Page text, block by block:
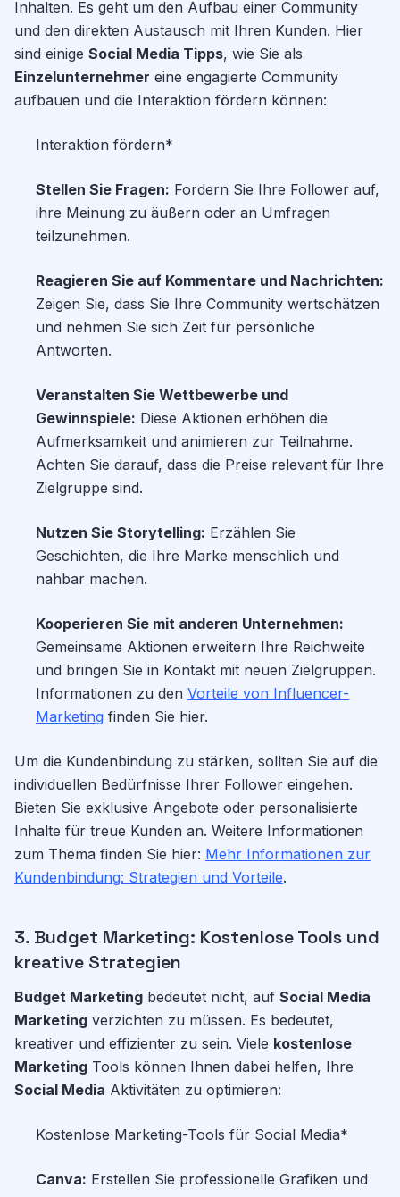
Inhalten. Es geht um den Aufbau einer Community
und den direkten Austausch mit Ihren Kunden. Hier
sind einige Social Media Tipps, wie Sie als
Einzelunternehmer eine engagierte Community
aufbauen und die Interaktion fördern können:
Interaktion fördern*
Stellen Sie Fragen: Fordern Sie Ihre Follower auf,
ihre Meinung zu äußern oder an Umfragen
teilzunehmen.
Reagieren Sie auf Kommentare und Nachrichten:
Zeigen Sie, dass Sie Ihre Community wertschätzen
und nehmen Sie sich Zeit für persönliche
Antworten.
Veranstalten Sie Wettbewerbe und
Gewinnspiele: Diese Aktionen erhöhen die
Aufmerksamkeit und animieren zur Teilnahme.
Achten Sie darauf, dass die Preise relevant für Ihre
Zielgruppe sind.
Nutzen Sie Storytelling: Erzählen Sie
Geschichten, die Ihre Marke menschlich und
nahbar machen.
Kooperieren Sie mit anderen Unternehmen:
Gemeinsame Aktionen erweitern Ihre Reichweite
und bringen Sie in Kontakt mit neuen Zielgruppen.
Informationen zu den Vorteile von Influencer-
Marketing finden Sie hier.
Um die Kundenbindung zu stärken, sollten Sie auf die
individuellen Bedürfnisse Ihrer Follower eingehen.
Bieten Sie exklusive Angebote oder personalisierte
Inhalte für treue Kunden an. Weitere Informationen
zum Thema finden Sie hier: Mehr Informationen zur
Kundenbindung: Strategien und Vorteile.
3. Budget Marketing: Kostenlose Tools und
kreative Strategien
Budget Marketing bedeutet nicht, auf Social Media
Marketing verzichten zu müssen. Es bedeutet,
kreativer und effizienter zu sein. Viele kostenlose
Marketing Tools können Ihnen dabei helfen, Ihre
Social Media Aktivitäten zu optimieren:
Kostenlose Marketing-Tools für Social Media*
Canva: Erstellen Sie professionelle Grafiken und